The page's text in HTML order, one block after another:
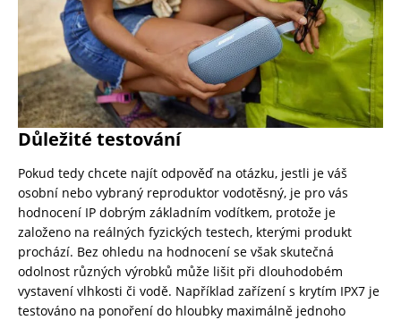
Důležité testování
Pokud tedy chcete najít odpověď na otázku, jestli je váš
osobní nebo vybraný reproduktor vodotěsný, je pro vás
hodnocení IP dobrým základním vodítkem, protože je
založeno na reálných fyzických testech, kterými produkt
prochází. Bez ohledu na hodnocení se však skutečná
odolnost různých výrobků může lišit při dlouhodobém
vystavení vlhkosti či vodě. Například zařízení s krytím IPX7 je
testováno na ponoření do hloubky maximálně jednoho